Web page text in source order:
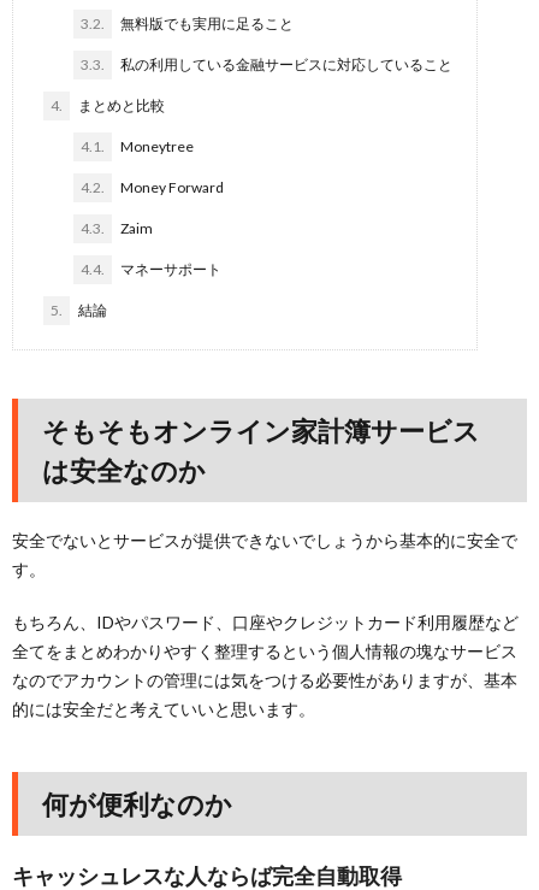
3.2. 無料版でも実用に足ること
3.3. 私の利用している金融サービスに対応していること
4. まとめと比較
4.1. Moneytree
4.2. Money Forward
4.3. Zaim
4.4. マネーサポート
5. 結論
そもそもオンライン家計簿サービス
は安全なのか
安全でないとサービスが提供できないでしょうから基本的に安全で
す。
もちろん、IDやパスワード、口座やクレジットカード利用履歴など
全てをまとめわかりやすく整理するという個人情報の塊なサービス
なのでアカウントの管理には気をつける必要性がありますが、基本
的には安全だと考えていいと思います。
何が便利なのか
キャッシュレスな人ならば完全自動取得